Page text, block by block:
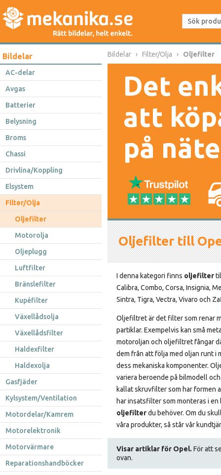
Bildelar
AC-delar
Avgas
Batterier
Belysning
Broms
Chassi
Drivlina/Koppling
Elsystem
Filter/Olja
Oljefilter
Motorolja
Oljeplugg
Luftfilter
Bränslefilter
Kupéfilter
Växellådsolja
Växellådsfilter
Haldexfilter
Haldexolja
Gasfjäder
Kylsystem/Ventilation
Motordelar/Kamrem
Motorelektronik
Motorvärmare
Reparationshandböcker
Bildelar Filter/Olja Oljefilter
Det
att
på
Oljefilter till
I denna kategori finns oljefilter
Calibra, Combo, Corsa, Insignia,
Sintra, Tigra, Vectra, Vivaro och
Oljefiltret är det filter som renar
partiklar. Exempelvis kan små
motoroljan och oljefiltret fångar
dem från att följa med oljan runt i
dess mekaniska komponenter.
variera beroende på bilmodell
kallat skruvfilter som har formen
har insatsfilter som monteras i
oljefilterdu behöver. Om du
våra produkter, så står vår
Visar artiklar för Opel. För att
ovan.